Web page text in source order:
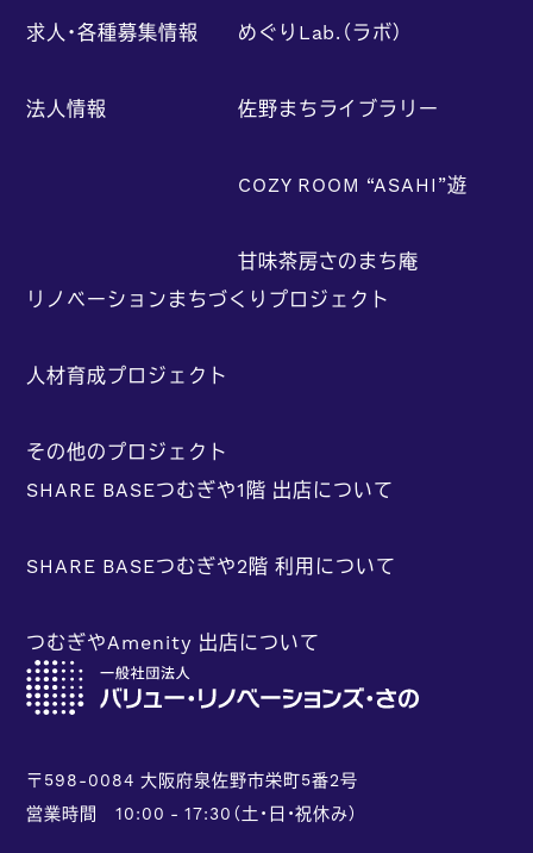
求人・各種募集情報
法人情報
めぐりLab.（ラボ）
佐野まちライブラリー
COZY ROOM “ASAHI”遊
甘味茶房さのまち庵
リノベーションまちづくりプロジェクト
人材育成プロジェクト
その他のプロジェクト
SHARE BASEつむぎや1階 出店について
SHARE BASEつむぎや2階 利用について
つむぎやAmenity 出店について
〒598-0084 大阪府泉佐野市栄町5番2号
営業時間 10:00 - 17:30（土・日・祝休み）